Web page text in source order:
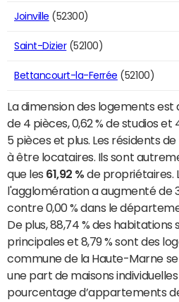
Joinville (52300)
Saint-Dizier(52100)
Bettancourt-la-Ferrée (52100)
La dimension des logements est
de 4 pièces, 0,62 % de studios et
5 pièces et plus. Les résidents
à être locataires. Ils sont
que les 61,92 % de propriétaires.
l'agglomération a augmenté de
contre 0,00 % dans le
De plus, 88,74 % des habitations
principales et 8,79 % sont des
commune de la Haute-Marne
une part de maisons individuelles
pourcentage d’appartements de